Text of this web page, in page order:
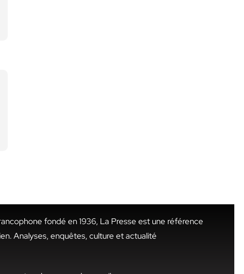
fondé en 1936, La Presse est une référence
Analyses, enquêtes, culture et actualité